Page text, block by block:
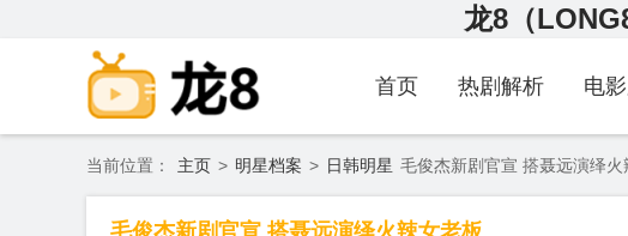
龙8（
首页 热剧解析 电
当前位置： 主页 > 明星档案 > 日韩明星 毛俊杰新剧官宣 搭聂远演绎火
毛俊杰新剧官宣 搭聂远演绎火辣女老板